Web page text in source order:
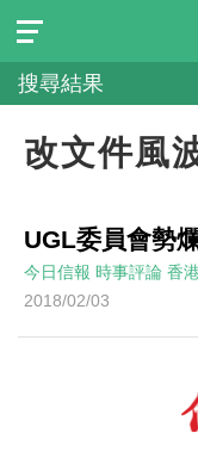
搜尋結果
改文件風
UGL委員會勢
今日信報 時事評論 香
2018/02/03